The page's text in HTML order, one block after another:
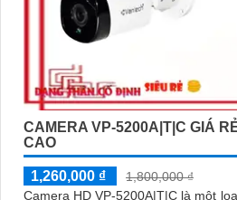
CAMERA VP-5200A|T|C GIÁ
CAO
1,260,000 ₫
1,800,000 ₫
Camera HD VP-5200A|T|C là một